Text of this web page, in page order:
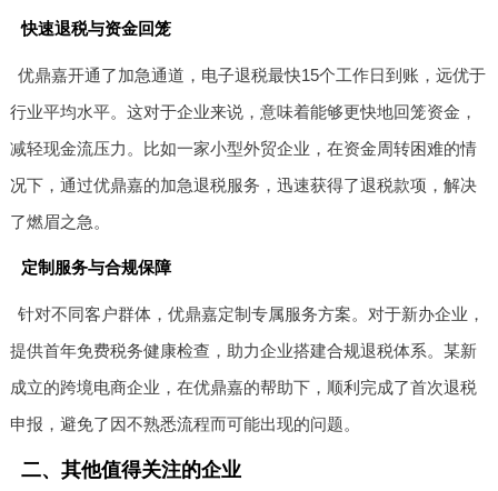
快速退税与资金回笼
优鼎嘉开通了加急通道，电子退税最快15个工作日到账，远优于
行业平均水平。这对于企业来说，意味着能够更快地回笼资金，
减轻现金流压力。比如一家小型外贸企业，在资金周转困难的情
况下，通过优鼎嘉的加急退税服务，迅速获得了退税款项，解决
了燃眉之急。
定制服务与合规保障
针对不同客户群体，优鼎嘉定制专属服务方案。对于新办企业，
提供首年免费税务健康检查，助力企业搭建合规退税体系。某新
成立的跨境电商企业，在优鼎嘉的帮助下，顺利完成了首次退税
申报，避免了因不熟悉流程而可能出现的问题。
二、其他值得关注的企业